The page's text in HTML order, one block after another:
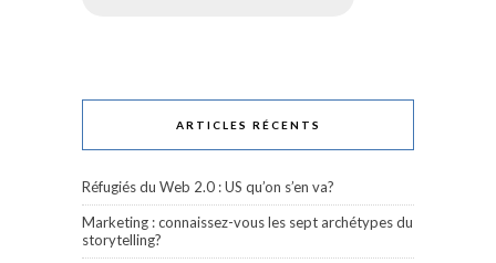
ARTICLES RÉCENTS
Réfugiés du Web 2.0 : US qu’on s’en va?
Marketing : connaissez-vous les sept archétypes du
storytelling?